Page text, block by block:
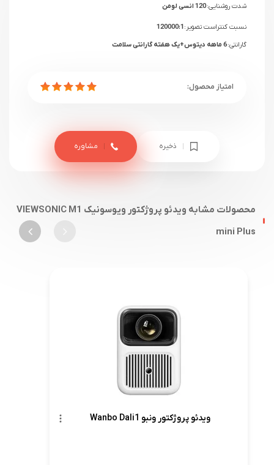
شدت روشنایی:120 انسی لومن
نسبت کنتراست تصویر:
گارانتی:
ذخیره مشاوره
محصولات مشابه ویدئو پروژکتور ویوسونیک VIEWSONIC M1
mini Plus
ویدئو پروژکتور ونبو Wanbo Dali1